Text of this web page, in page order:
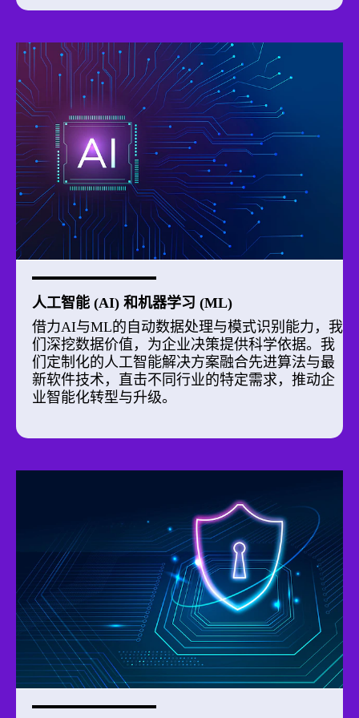
人工智能 (AI) 和机器学习 (ML)
借力AI与ML的自动数据处理与模式识别能力，我
们深挖数据价值，为企业决策提供科学依据。我
们定制化的人工智能解决方案融合先进算法与最
新软件技术，直击不同行业的特定需求，推动企
业智能化转型与升级。